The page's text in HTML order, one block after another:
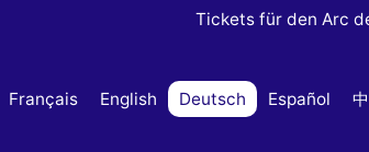
Tickets für den Arc
Français English Deutsch Español